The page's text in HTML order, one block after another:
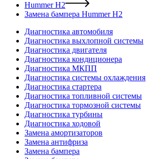
Hummer H2
Замена бампера Hummer H2
Диагностика автомобиля
Диагностика выхлопной системы
Диагностика двигателя
Диагностика кондиционера
Диагностика МКПП
Диагностика системы охлаждения
Диагностика стартера
Диагностика топливной системы
Диагностика тормозной системы
Диагностика турбины
Диагностика ходовой
Замена амортизаторов
Замена антифриза
Замена бампера